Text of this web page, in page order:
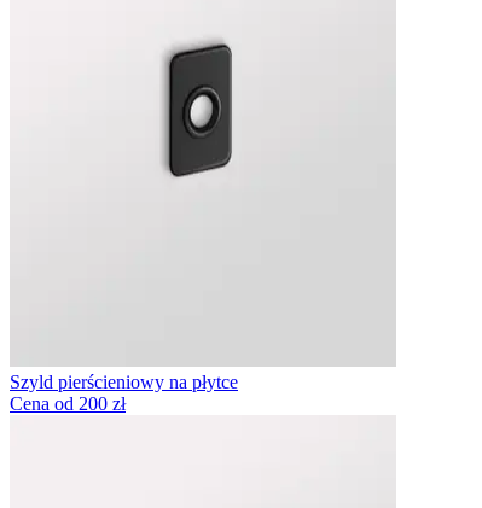
Szyld pierścieniowy na płytce
Cena od 200 zł